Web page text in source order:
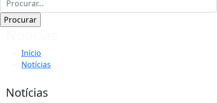
Início
Notícias
Notícias